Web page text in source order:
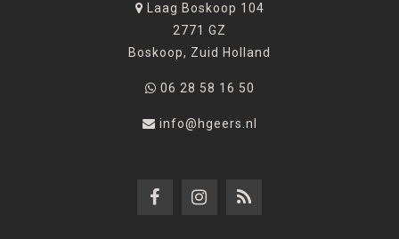
Laag Boskoop 104
2771 GZ
Boskoop, Zuid Holland
06 28 58 16 50
info@hgeers.nl